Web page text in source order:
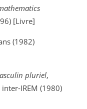
[Livre]
(1982)
pluriel,
IREM (1980)